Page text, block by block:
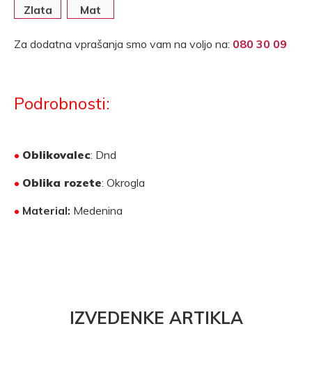
Zlata
Mat
Za dodatna vprašanja smo vam na voljo na: 080 30 09
Podrobnosti:
• Oblikovalec: Dnd
• Oblika rozete: Okrogla
• Material: Medenina
IZVEDENKE ARTIKLA